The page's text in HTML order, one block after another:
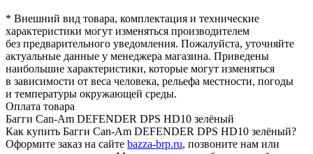
* Внешний вид товара, комплектация и технические
характеристики могут изменяться производителем
без предварительного уведомления. Пожалуйста, уточняйте
актуальные данные у менеджера магазина. Приведены
наибольшие характеристики, которые могут изменяться
в зависимости от веса человека, рельефа местности, погоды
и температуры окружающей среды.
Оплата товара
Багги Can-Am DEFENDER DPS HD10 зелёный
Как купить Багги Can-Am DEFENDER DPS HD10 зелёный?
Оформите заказ на сайте bazza-brp.ru, позвоните нам или